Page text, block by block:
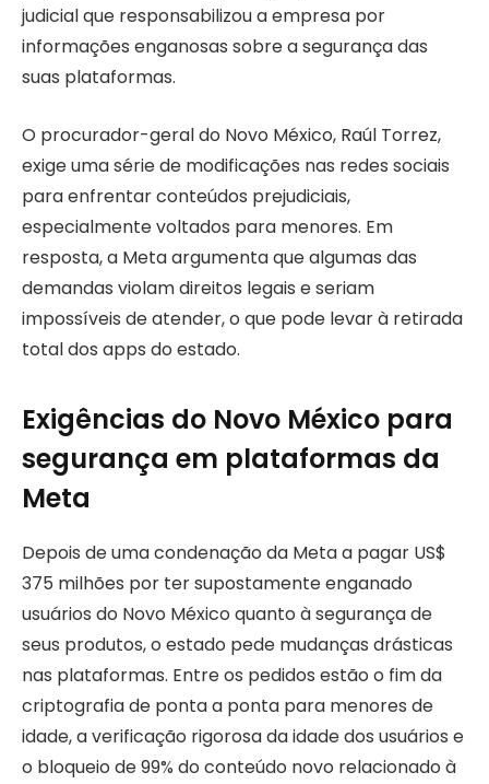
judicial que responsabilizou a empresa por
informações enganosas sobre a segurança das
suas plataformas.
O procurador-geral do Novo México, Raúl Torrez,
exige uma série de modificações nas redes sociais
para enfrentar conteúdos prejudiciais,
especialmente voltados para menores. Em
resposta, a Meta argumenta que algumas das
demandas violam direitos legais e seriam
impossíveis de atender, o que pode levar à retirada
total dos apps do estado.
Exigências do Novo México para
segurança em plataformas da
Meta
Depois de uma condenação da Meta a pagar US$
375 milhões por ter supostamente enganado
usuários do Novo México quanto à segurança de
seus produtos, o estado pede mudanças drásticas
nas plataformas. Entre os pedidos estão o fim da
criptografia de ponta a ponta para menores de
idade, a verificação rigorosa da idade dos usuários e
o bloqueio de 99% do conteúdo novo relacionado à